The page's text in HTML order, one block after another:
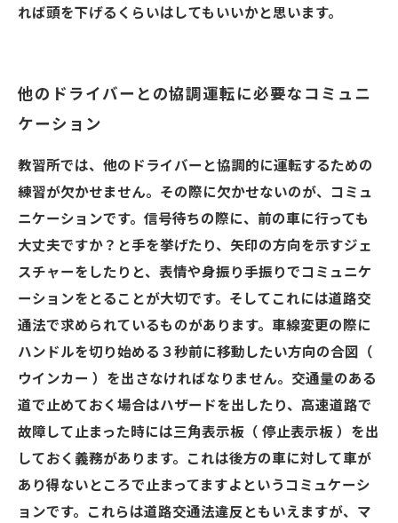
れば頭を下げるくらいはしてもいいかと思います。
他のドライバーとの協調運転に必要なコミュニ
ケーション
教習所では、他のドライバーと協調的に運転するための
練習が欠かせません。その際に欠かせないのが、コミュ
ニケーションです。信号待ちの際に、前の車に行っても
大丈夫ですか？と手を挙げたり、矢印の方向を示すジェ
スチャーをしたりと、表情や身振り手振りでコミュニケ
ーションをとることが大切です。そしてこれには道路交
通法で求められているものがあります。車線変更の際に
ハンドルを切り始める３秒前に移動したい方向の合図（
ウインカー ）を出さなければなりません。交通量のある
道で止めておく場合はハザードを出したり、高速道路で
故障して止まった時には三角表示板（ 停止表示板 ）を出
しておく義務があります。これは後方の車に対して車が
あり得ないところで止まってますよというコミュケーシ
ョンです。これらは道路交通法違反ともいえますが、マ